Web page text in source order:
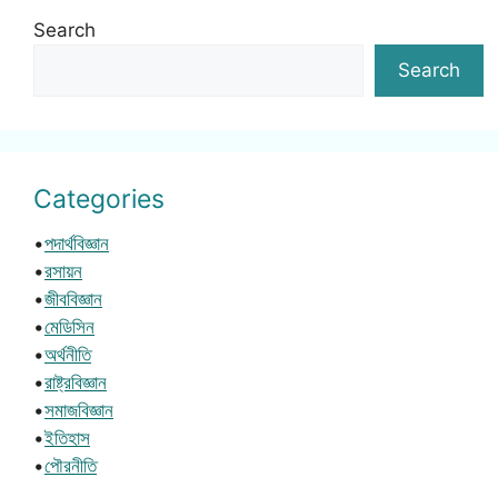
Search
Search
Categories
•পদার্থবিজ্ঞান
•রসায়ন
•জীববিজ্ঞান
•মেডিসিন
•অর্থনীতি
•রাষ্ট্রবিজ্ঞান
•সমাজবিজ্ঞান
•ইতিহাস
•পৌরনীতি